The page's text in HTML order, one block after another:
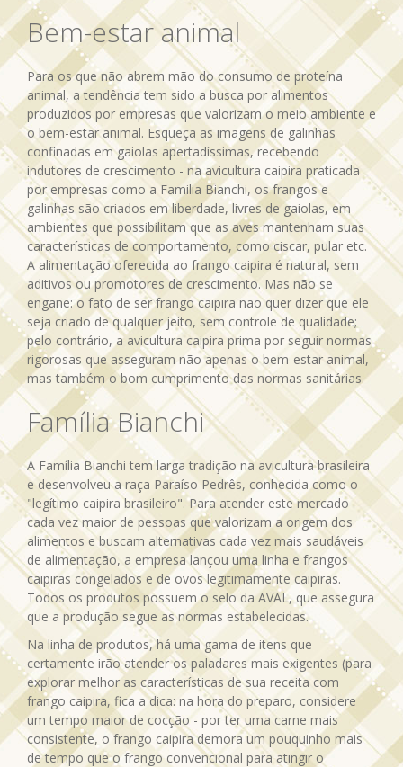
Bem-estar animal
Para os que não abrem mão do consumo de proteína
animal, a tendência tem sido a busca por alimentos
produzidos por empresas que valorizam o meio ambiente e
o bem-estar animal. Esqueça as imagens de galinhas
confinadas em gaiolas apertadíssimas, recebendo
indutores de crescimento - na avicultura caipira praticada
por empresas como a Familia Bianchi, os frangos e
galinhas são criados em liberdade, livres de gaiolas, em
ambientes que possibilitam que as aves mantenham suas
características de comportamento, como ciscar, pular etc.
A alimentação oferecida ao frango caipira é natural, sem
aditivos ou promotores de crescimento. Mas não se
engane: o fato de ser frango caipira não quer dizer que ele
seja criado de qualquer jeito, sem controle de qualidade;
pelo contrário, a avicultura caipira prima por seguir normas
rigorosas que asseguram não apenas o bem-estar animal,
mas também o bom cumprimento das normas sanitárias.
Família Bianchi
A Família Bianchi tem larga tradição na avicultura brasileira
e desenvolveu a raça Paraíso Pedrês, conhecida como o
"legítimo caipira brasileiro". Para atender este mercado
cada vez maior de pessoas que valorizam a origem dos
alimentos e buscam alternativas cada vez mais saudáveis
de alimentação, a empresa lançou uma linha e frangos
caipiras congelados e de ovos legitimamente caipiras.
Todos os produtos possuem o selo da AVAL, que assegura
que a produção segue as normas estabelecidas.
Na linha de produtos, há uma gama de itens que
certamente irão atender os paladares mais exigentes (para
explorar melhor as características de sua receita com
frango caipira, fica a dica: na hora do preparo, considere
um tempo maior de cocção - por ter uma carne mais
consistente, o frango caipira demora um pouquinho mais
de tempo que o frango convencional para atingir o